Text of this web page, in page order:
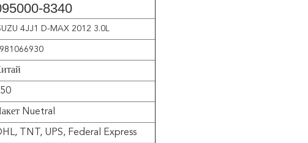
8340
4JJ1 D-MAX 2012 3.0L
Nuetral
TNT, UPS, Federal Express